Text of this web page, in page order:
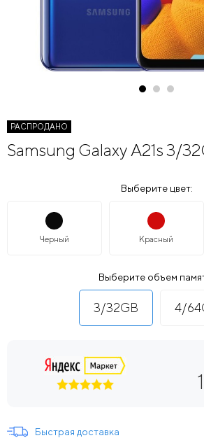
РАСПРОДАНО
Samsung Galaxy A21s 3/
Выберите цвет:
Черный Красный
Выберите объем
3/32GB 4/
Быстрая доставка